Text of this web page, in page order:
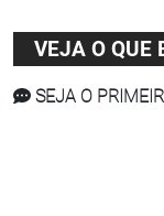
VEJA O QUE
SEJA O